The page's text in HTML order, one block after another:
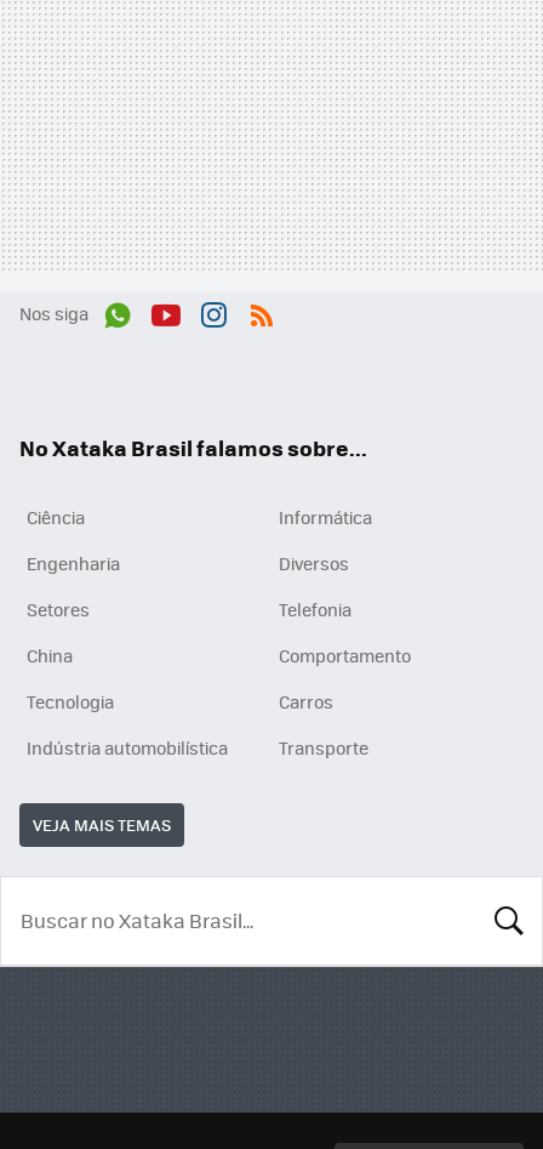
Nos siga
No Xataka Brasil falamos sobre...
Ciência
Informática
Engenharia
Diversos
Setores
Telefonia
China
Comportamento
Tecnologia
Carros
Indústria automobilística
Transporte
VEJA MAIS TEMAS